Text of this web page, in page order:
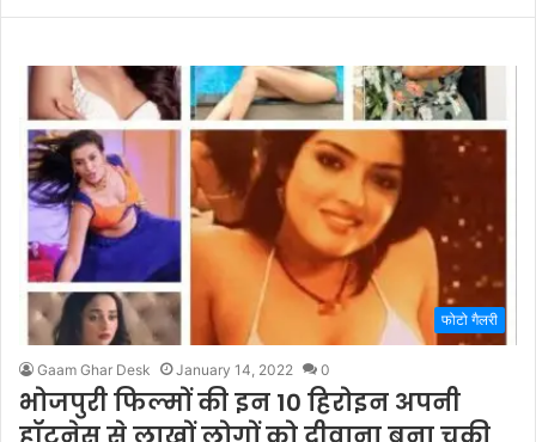
फोटो गैलरी
Gaam Ghar Desk January 14, 2022 0
भोजपुरी फिल्मों की इन 10 हिरोइन अपनी